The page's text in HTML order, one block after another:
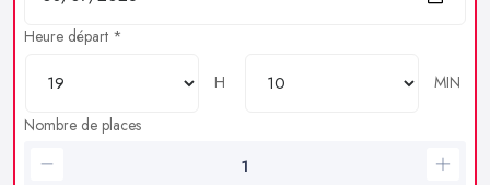
Heure départ *
H
MIN
Nombre de places